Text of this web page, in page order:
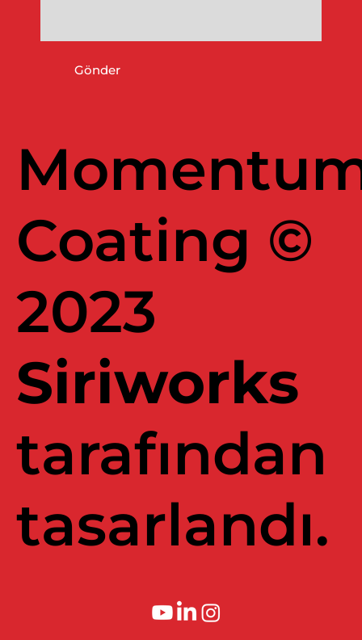
Gönder
Coating ©
2023
Siriworks
tarafından
tasarlandı.